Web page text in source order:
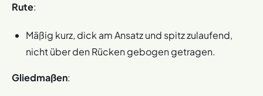
Rute:
Mäßig kurz, dick am Ansatz und spitz zulaufend,
nicht über den Rücken gebogen getragen.
Gliedmaßen: